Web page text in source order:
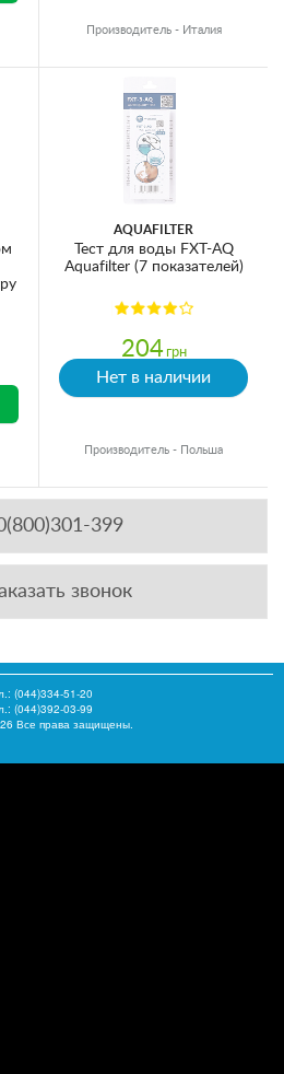
Производитель - Италия
AQUAFILTER
Тест для воды FXT-AQ
Aquafilter (7 показателей)
204 грн
Нет в наличии
Производитель - Польша
399
звонок
(044)334-51-20
(044)392-03-99
Все права защищены.